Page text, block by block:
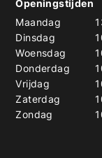
Openingstijden
Maandag
Dinsdag
Woensdag
Donderdag
Vrijdag
Zaterdag
Zondag